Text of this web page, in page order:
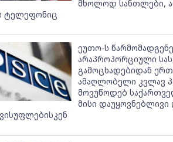
მხოლოდ სანთლები,
ტელეფონიც
ეუთო-ს
არაპროპორციული
გამოცხადებიდან
ამაღლობელი კვლავ
მოვუწოდებ
მისი